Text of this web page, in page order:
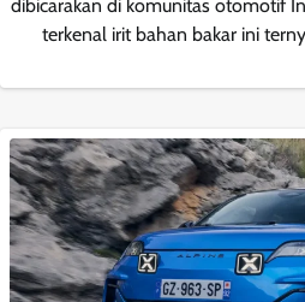
dibicarakan di komunitas otomotif
terkenal irit bahan bakar ini